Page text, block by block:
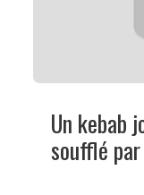
Un kebab
soufflé